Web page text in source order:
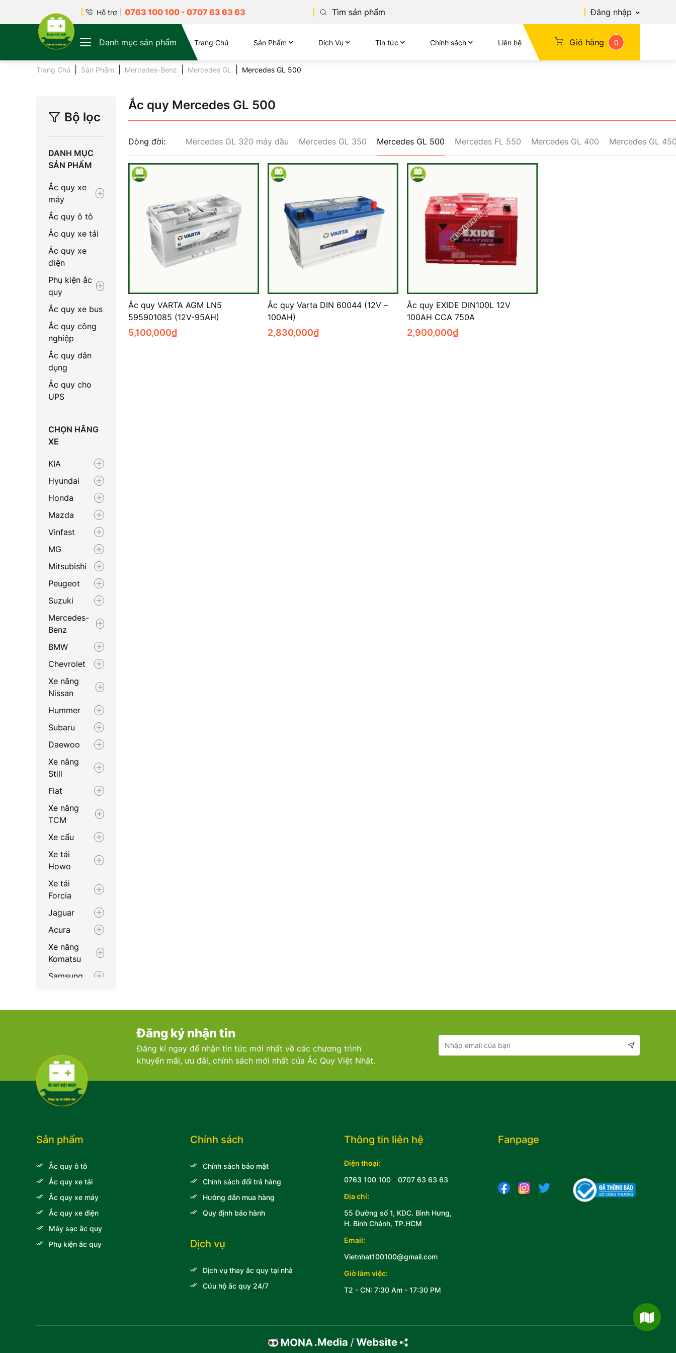
Hỗ trợ 0763 100 100 - 0707 63 63 63 Đăng nhập
Danh mục sản phẩm Trang Chủ Sản Phẩm Dịch Vụ Tin tức Chính sách Liên hệ Giỏ hàng 0
Trang Chủ Sản Phẩm Mercedes-Benz Mercedes GL Mercedes GL 500
Bộ lọc
DANH MỤC
SẢN PHẨM
Ắc quy xe
máy
Ắc quy ô tô
Ắc quy xe tải
Ắc quy xe
điện
Phụ kiện ắc
quy
Ắc quy xe bus
Ắc quy công
nghiệp
Ắc quy dân
dụng
Ắc quy cho
UPS
CHỌN HÃNG
XE
KIA
Hyundai
Honda
Mazda
Vinfast
MG
Mitsubishi
Peugeot
Suzuki
Mercedes-
Benz
BMW
Chevrolet
Xe nâng
Nissan
Hummer
Subaru
Daewoo
Xe nâng
Still
Fiat
Xe nâng
TCM
Xe cẩu
Xe tải
Howo
Xe tải
Forcia
Jaguar
Acura
Xe nâng
Komatsu
Samsung
Xe nâng
Xe nâng
Crow
Máy xúc
Rolls Royce
Raymond
Doosan
Isuzu
Xe tải
Mitsubishi
Renault
Porsche
Ắc quy Mercedes GL 500
Dòng đời: Mercedes GL 320 máy dầu Mercedes GL 350 Mercedes GL 500 Mercedes FL 550 Mercedes GL 400 Mercedes GL
Ắc quy VARTA AGM LN5
595901085 (12V-95AH)
5,100,000₫
Ắc quy Varta DIN 60044 (12V –
100AH)
2,830,000₫
Ắc quy EXIDE DIN100L 12V
100AH CCA 750A
2,900,000₫
Đăng ký nhận tin
Đăng kí ngay để nhận tin tức mới nhất về các chương trình
khuyến mãi, ưu đãi, chính sách mới nhất của Ắc Quy Việt Nhật.
Thông tin liên hệ
Điện thoại:
0763 100 100 - 0707 63 63 63
Địa chỉ:
55 Đường số 1, KDC. Bình Hưng,
H. Bình Chánh, TP.HCM
Email:
Vietnhat100100@gmail.com
Giờ làm việc:
T2 - CN: 7:30 Am - 17:30 PM
Sản phẩm
Ắc quy ô tô
Ắc quy xe tải
Ắc quy xe máy
Ắc quy xe điện
Máy sạc ắc quy
Phụ kiện ắc quy
Chính sách
Chính sách bảo mật
Chính sách đổi trả hàng
Hướng dẫn mua hàng
Quy định bảo hành
Dịch vụ
Dịch vụ thay ắc quy tại nhà
Cứu hộ ắc quy 24/7
Fanpage